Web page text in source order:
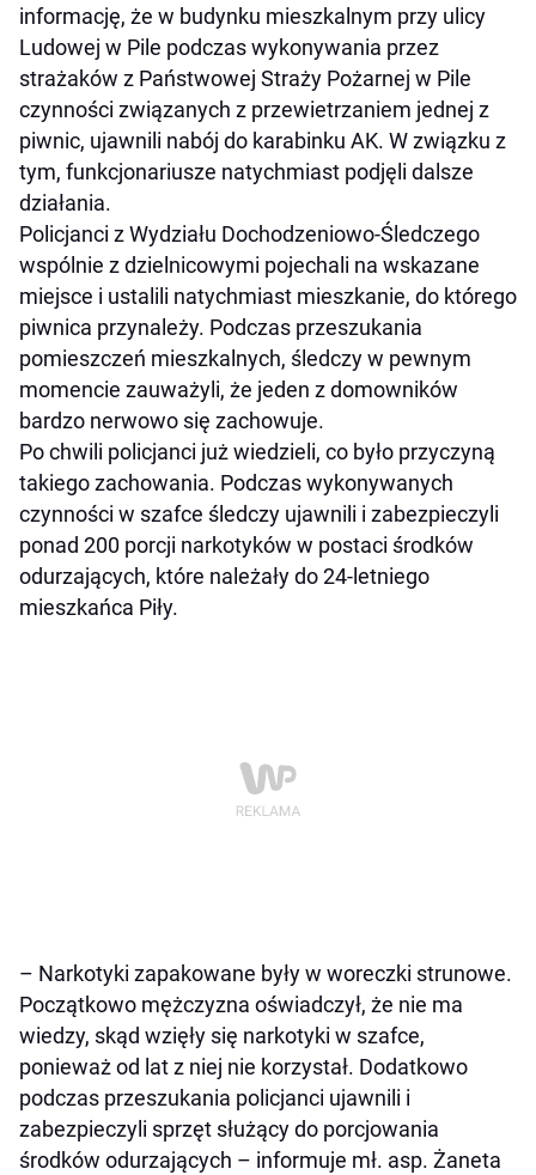
informację, że w budynku mieszkalnym przy ulicy
Ludowej w Pile podczas wykonywania przez
strażaków z Państwowej Straży Pożarnej w Pile
czynności związanych z przewietrzaniem jednej z
piwnic, ujawnili nabój do karabinku AK. W związku z
tym, funkcjonariusze natychmiast podjęli dalsze
działania.
Policjanci z Wydziału Dochodzeniowo-Śledczego
wspólnie z dzielnicowymi pojechali na wskazane
miejsce i ustalili natychmiast mieszkanie, do którego
piwnica przynależy. Podczas przeszukania
pomieszczeń mieszkalnych, śledczy w pewnym
momencie zauważyli, że jeden z domowników
bardzo nerwowo się zachowuje.
Po chwili policjanci już wiedzieli, co było przyczyną
takiego zachowania. Podczas wykonywanych
czynności w szafce śledczy ujawnili i zabezpieczyli
ponad 200 porcji narkotyków w postaci środków
odurzających, które należały do 24-letniego
mieszkańca Piły.
– Narkotyki zapakowane były w woreczki strunowe.
Początkowo mężczyzna oświadczył, że nie ma
wiedzy, skąd wzięły się narkotyki w szafce,
ponieważ od lat z niej nie korzystał. Dodatkowo
podczas przeszukania policjanci ujawnili i
zabezpieczyli sprzęt służący do porcjowania
środków odurzających – informuje mł. asp. Żaneta